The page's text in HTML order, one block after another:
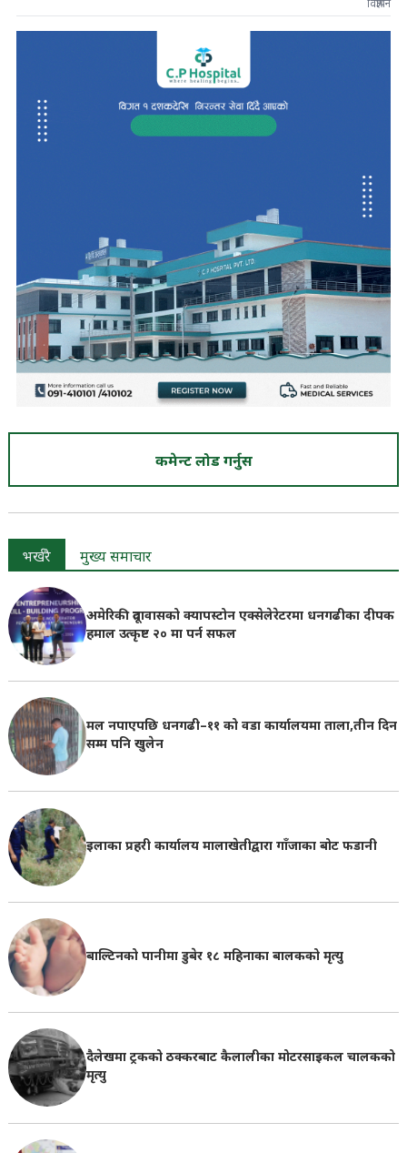
विज्ञापन
कमेन्ट लोड गर्नुस
भर्खरै मुख्य समाचार
अमेरिकी दूतावासको क्यापस्टोन एक्सेलेरेटरमा धनगढीका दीपक
हमाल उत्कृष्ट २० मा पर्न सफल
मल नपाएपछि धनगढी–११ को वडा कार्यालयमा ताला,तीन दिन
सम्म पनि खुलेन
इलाका प्रहरी कार्यालय मालाखेतीद्वारा गाँजाका बोट फडानी
बाल्टिनको पानीमा डुबेर १८ महिनाका बालकको मृत्यु
दैलेखमा ट्रकको ठक्करबाट कैलालीका मोटरसाइकल चालकको
मृत्यु